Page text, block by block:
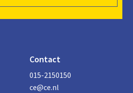
Contact
015-2150150
ce@ce.nl